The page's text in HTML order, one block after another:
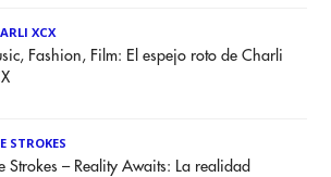
XCX
Fashion, Film: El espejo roto de Charli
STROKES
Strokes – Reality Awaits: La realidad